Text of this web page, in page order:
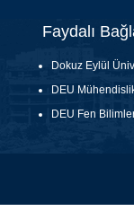
Faydalı
Dokuz Eylül
DEU
DEU Fen